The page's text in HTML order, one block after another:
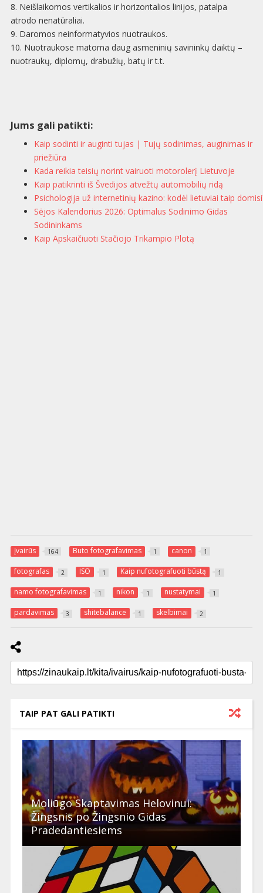
8. Neišlaikomos vertikalios ir horizontalios linijos, patalpa
atrodo nenatūraliai.
9. Daromos neinformatyvios nuotraukos.
10. Nuotraukose matoma daug asmeninių savininkų daiktų –
nuotraukų, diplomų, drabužių, batų ir t.t.
Jums gali patikti:
Kaip sodinti ir auginti tujas | Tujų sodinimas, auginimas ir
priežiūra
Kada reikia teisių norint vairuoti motorolerį Lietuvoje
Kaip patikrinti iš Švedijos atvežtų automobilių ridą
Psichologija už internetinių kazino: kodėl lietuviai taip
Sėjos Kalendorius 2026: Optimalus Sodinimo Gidas
Sodininkams
Kaip Apskaičiuoti Stačiojo Trikampio Plotą
Įvairūs 164 Buto fotografavimas 1 canon 1
fotografas 2 ISO 1 Kaip nufotografuoti būstą 1
namo fotografavimas 1 nikon 1 nustatymai 1
pardavimas 3 shitebalance 1 skelbimai 2
TAIP PAT GALI PATIKTI
Moliūgo Skaptavimas Helovinui:
Žingsnis po Žingsnio Gidas
Pradedantiesiems